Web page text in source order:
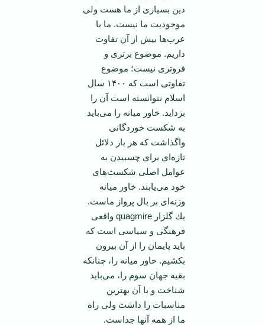
دين بسياری از ما هست ولی
موجوديت ما ‏نيست. ما با
عرب‌ها بيش از آن تفاوت
داريم. موضوع برتری و
فروتری نيست؛ موضوع
تفاوتی است كه ‏‏١۴٠٠ سال
اسلام نتوانسته است آن را
بزدايد. خاور ميانه را می‌بايد
به شكست خوردگانی
واگذاشت كه ‏هر بار دلائل
تازه‌ای برای چسبيدن به
عوامل اصلی شكست‌های
خود می‌يابند. خاور ميانه
وزنه‌ای بر ‏بال پرواز ماست.
يك گلزار ‏quagmire‏ واقعی
فرهنگی و سياسی است كه
بايد پايمان را از آن بيرون
بكشيم. ‏خاور ميانه را، چنانكه
بقيه جهان سوم را، می‌بايد
شناخت و با آن بهترين
مناسبات را داشت ولی راه
ما از ‏همه آنها جداست.‏